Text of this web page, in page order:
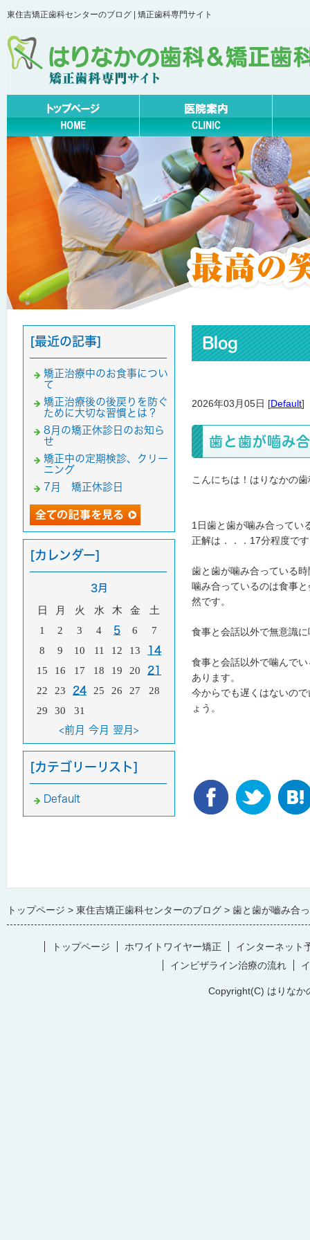
東住吉矯正歯科センターのブログ | 矯正歯科専門サイト
Blog
2026年03月05日 [Default]
歯と歯が嚙み
こんにちは！はりなかの
1日歯と歯が噛み合ってい
正解は．．．17分程度で
歯と歯が噛み合っている
噛み合っているのは食事
然です。
食事と会話以外で無意識
食事と会話以外で噛んで
あります。
今からでも遅くはないの
ょう。
[最近の記事]
矯正治療中のお食事につい
て
矯正治療後の後戻りを防ぐ
ために大切な習慣とは？
8月の矯正休診日のお知ら
せ
矯正中の定期検診、クリー
ニング
7月 矯正休診日
[カレンダー]
3月
日 月 火 水 木 金
土
1
2 3 4 5 6
7
8
9 10 11 12 13 14
15 16 17 18 19 20 21
22 23 24 25 26 27
28
29
30 31
<前月 今月 翌月>
[カテゴリーリスト]
Default
トップページ 東住吉矯正歯科センターのブログ 歯と歯が嚙み合
トップページ ホワイトワイヤー矯正
インターネット
インビザライン治療の流れ
Copyright(C) はりなか